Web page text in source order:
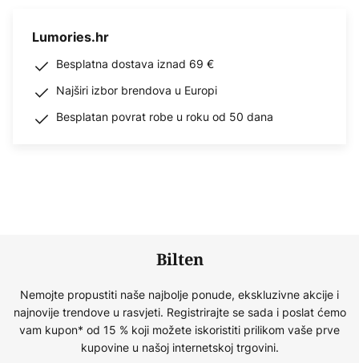
Lumories.hr
Besplatna dostava iznad 69 €
Najširi izbor brendova u Europi
Besplatan povrat robe u roku od 50 dana
Bilten
Nemojte propustiti naše najbolje ponude, ekskluzivne akcije i
najnovije trendove u rasvjeti. Registrirajte se sada i poslat ćemo
vam kupon* od 15 % koji možete iskoristiti prilikom vaše prve
kupovine u našoj internetskoj trgovini.